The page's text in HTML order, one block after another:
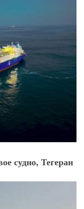
пролив.